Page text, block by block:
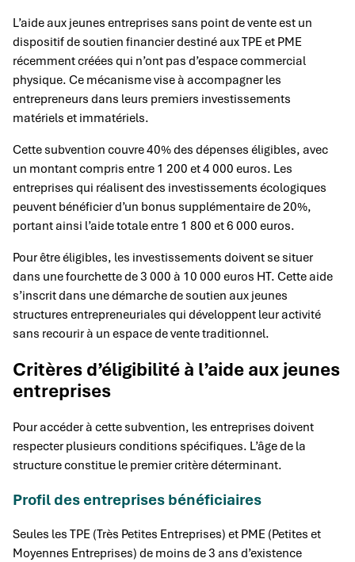
L’aide aux jeunes entreprises sans point de vente est un
dispositif de soutien financier destiné aux TPE et PME
récemment créées qui n’ont pas d’espace commercial
physique. Ce mécanisme vise à accompagner les
entrepreneurs dans leurs premiers investissements
matériels et immatériels.
Cette subvention couvre 40% des dépenses éligibles, avec
un montant compris entre 1 200 et 4 000 euros. Les
entreprises qui réalisent des investissements écologiques
peuvent bénéficier d’un bonus supplémentaire de 20%,
portant ainsi l’aide totale entre 1 800 et 6 000 euros.
Pour être éligibles, les investissements doivent se situer
dans une fourchette de 3 000 à 10 000 euros HT. Cette aide
s’inscrit dans une démarche de soutien aux jeunes
structures entrepreneuriales qui développent leur activité
sans recourir à un espace de vente traditionnel.
Critères d’éligibilité à l’aide aux jeunes
entreprises
Pour accéder à cette subvention, les entreprises doivent
respecter plusieurs conditions spécifiques. L’âge de la
structure constitue le premier critère déterminant.
Profil des entreprises bénéficiaires
Seules les TPE (Très Petites Entreprises) et PME (Petites et
Moyennes Entreprises) de moins de 3 ans d’existence